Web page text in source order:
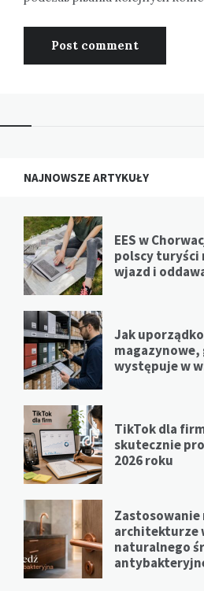
NAJNOWSZE ARTYKUŁY
EES w
polscy turyści
wjazd i
Jak
występuje w
TikTok dla
skutecznie
2026 roku
Zastosowanie
architekturze
naturalnego